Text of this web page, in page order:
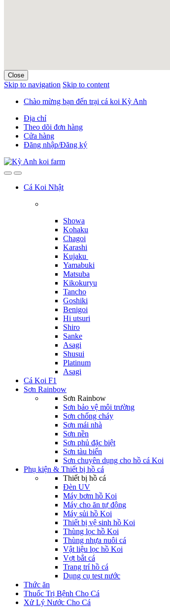
Close
Skip to navigation Skip to content
Chào mừng bạn đến trại cá koi Kỳ Anh
Địa chỉ
Theo dõi đơn hàng
Cửa hàng
Đăng nhập/Đăng ký
Cá Koi Nhật
Showa
Kohaku
Chagoi
Karashi
Kujaku
Yamabuki
Matsuba
Kikokuryu
Tancho
Goshiki
Benigoi
Hi utsuri
Shiro
Sanke
Asagi
Shusui
Platinum
Asagi
Cá Koi F1
Sơn Rainbow
Sơn Rainbow
Sơn bảo vệ môi trường
Sơn chống cháy
Sơn mái nhà
Sơn nền
Sơn phủ đặc biệt
Sơn tàu biển
Sơn chuyên dụng cho hồ cá Koi
Phụ kiện & Thiết bị hồ cá
Thiết bị hồ cá
Đèn UV
Máy bơm hồ Koi
Máy cho ăn tự động
Máy sủi hồ Koi
Thiết bị vệ sinh hồ Koi
Thùng lọc hồ Koi
Thùng nhựa nuôi cá
Vật liệu lọc hồ Koi
Vợt bắt cá
Trang trí hồ cá
Dụng cụ test nước
Thức ăn
Thuốc Trị Bệnh Cho Cá
Xử Lý Nước Cho Cá